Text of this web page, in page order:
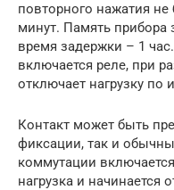
повторного нажатия не
минут. Память прибора
время задержки – 1
включается реле, при
отключает нагрузку по
Контакт может быть
фиксации, так и
коммутации
нагрузка и начинается